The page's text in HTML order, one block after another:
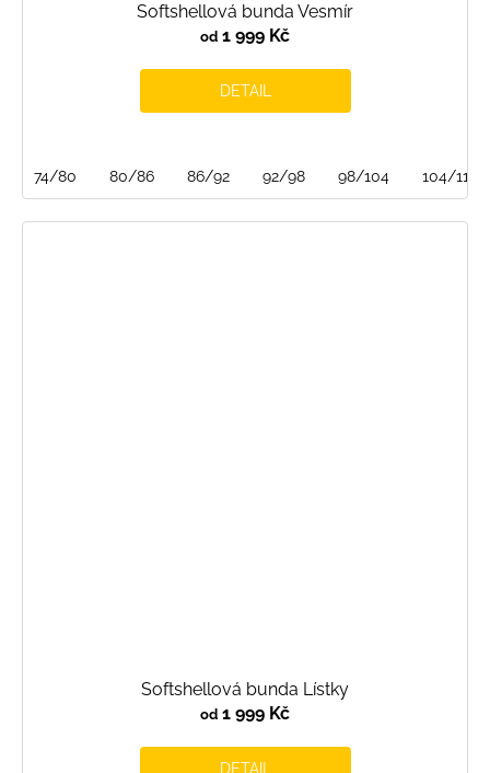
Softshellová bunda Vesmír
od 1 999 Kč
DETAIL
74/80 80/86 86/92 92/98 98/104 104/110
Softshellová bunda Lístky
od 1 999 Kč
DETAIL